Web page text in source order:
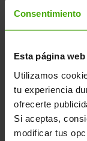
Consentimiento
Esta página
Utilizamos
tu experiencia
ofrecerte
Si aceptas,
modificar tus
Peugeot 208
Mild hybrid